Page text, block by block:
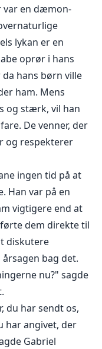
var en dæmon-
lykan er en
oprør i hans
hans børn ville
ham. Mens
og stærk, vil han
De venner, der
og respekterer
ingen tid på at
Han var på en
vigtigere end at
dem direkte til
diskutere
bag det.
nu?" sagde
du har sendt os,
har angivet, der
Gabriel